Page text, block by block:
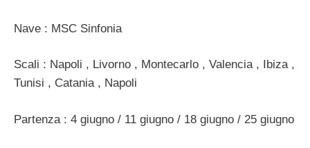
Nave : MSC Sinfonia
Scali : Napoli , Livorno , Montecarlo , Valencia , Ibiza ,
Tunisi , Catania , Napoli
Partenza : 4 giugno / 11 giugno / 18 giugno / 25 giugno